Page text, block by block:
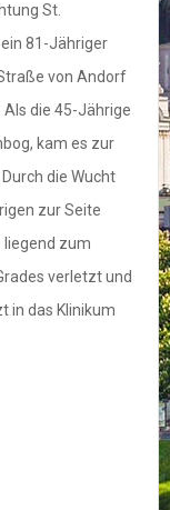
St.
81-Jähriger
von Andorf
die 45-Jährige
kam es zur
die Wucht
zur Seite
liegend zum
verletzt und
in das Klinikum